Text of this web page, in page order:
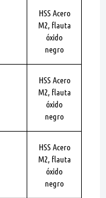
HSS Acero
M2, flauta
óxido
negro
HSS Acero
M2, flauta
óxido
negro
HSS Acero
M2, flauta
óxido
negro